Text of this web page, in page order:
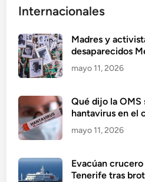
Internacionales
Madres y
desaparecidos
mayo 11, 2026
Qué dijo la OMS
hantavirus en el
mayo 11, 2026
Evacúan
Tenerife tras